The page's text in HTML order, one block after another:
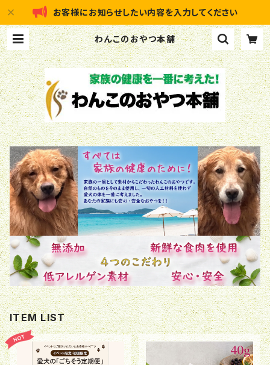
お客様にお知らせしたい内容を入力してください
わんこのおやつ本舗
ITEM LIST